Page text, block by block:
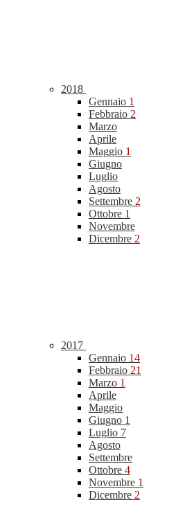
2018
Gennaio 1
Febbraio 2
Marzo
Aprile
Maggio 1
Giugno
Luglio
Agosto
Settembre 2
Ottobre 1
Novembre
Dicembre 2
2017
Gennaio 14
Febbraio 21
Marzo 1
Aprile
Maggio
Giugno 1
Luglio 7
Agosto
Settembre
Ottobre 4
Novembre 1
Dicembre 2